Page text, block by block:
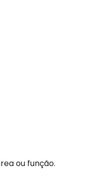
ou função.